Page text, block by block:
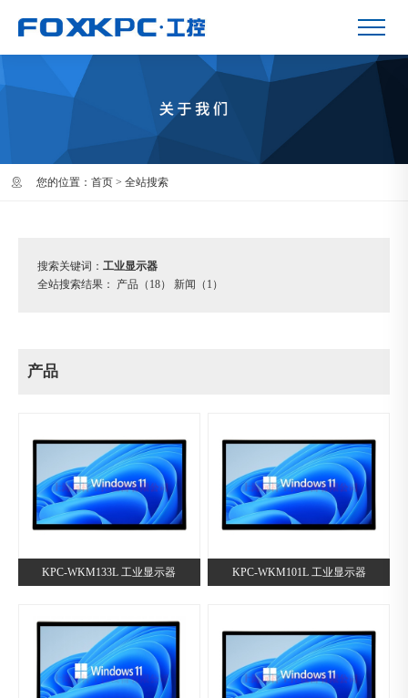
您的位置： 首页 > 全站搜索
搜索关键词： 工业显示器
全站搜索结果：
产品（18） 新闻（1）
产品
KPC-WKM133L 工业显示器 KPC-WKM101L 工业显示器